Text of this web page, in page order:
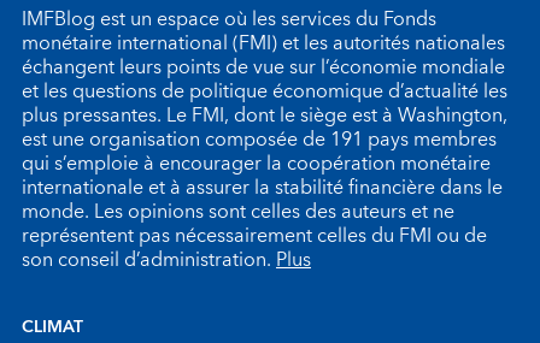
IMFBlog est un espace où les services du Fonds
monétaire international (FMI) et les autorités nationales
échangent leurs points de vue sur l’économie mondiale
et les questions de politique économique d’actualité les
plus pressantes. Le FMI, dont le siège est à Washington,
est une organisation composée de 191 pays membres
qui s’emploie à encourager la coopération monétaire
internationale et à assurer la stabilité financière dans le
monde. Les opinions sont celles des auteurs et ne
représentent pas nécessairement celles du FMI ou de
son conseil d’administration.Plus
CLIMAT